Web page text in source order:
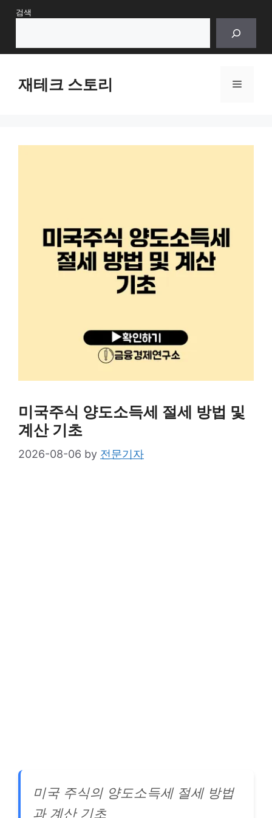
Skip검색
재테크 스토리 Menu
미국주식 양도소득세 절세 방법 및
계산 기초
2026-08-06 by 전문기자
미국 주식의 양도소득세 절세 방법
과 계산 기초